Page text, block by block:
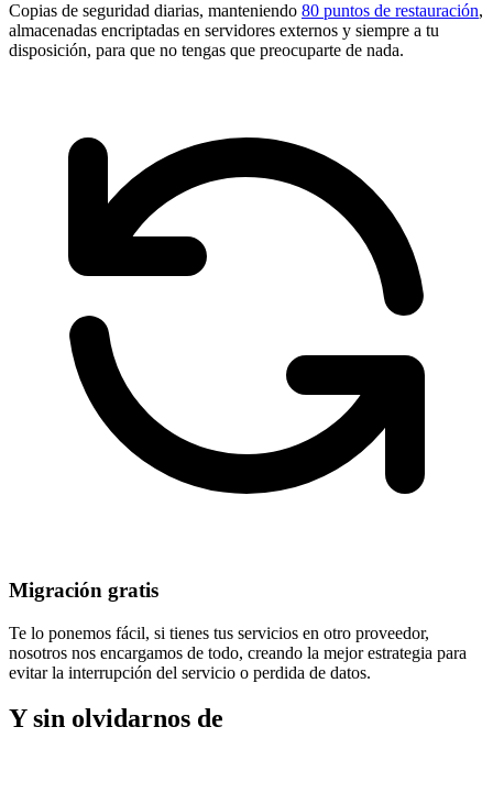
Copias de seguridad diarias, manteniendo 80 puntos de restauración,
almacenadas encriptadas en servidores externos y siempre a tu
disposición, para que no tengas que preocuparte de nada.
Migración gratis
Te lo ponemos fácil, si tienes tus servicios en otro proveedor,
nosotros nos encargamos de todo, creando la mejor estrategia para
evitar la interrupción del servicio o perdida de datos.
Y sin olvidarnos de